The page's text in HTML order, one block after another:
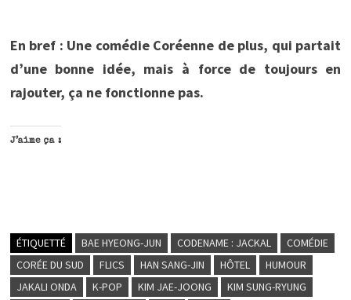
En bref : Une comédie Coréenne de plus, qui partait
d’une bonne idée, mais à force de toujours en
rajouter, ça ne fonctionne pas.
J’aime ça :
ÉTIQUETTÉ BAE HYEONG-JUN CODENAME : JACKAL
COMÉDIE
CORÉE DU SUD
FLICS HAN SANG-JIN HÔTEL
HUMOUR
JAKALI ONDA
K-POP KIM JAE-JOONG
KIM SUNG-RYUNG